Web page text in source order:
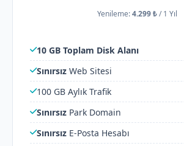
Yenileme:4.299 ₺/1 Yıl
10 GB Toplam Disk Alanı
Sınırsız Web Sitesi
100 GB Aylık Trafik
Sınırsız Park Domain
Sınırsız E-Posta Hesabı